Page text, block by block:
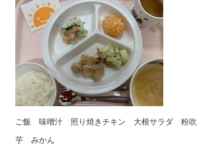
ご飯 味噌汁 照り焼きチキン 大根サラダ 粉吹
芋 みかん